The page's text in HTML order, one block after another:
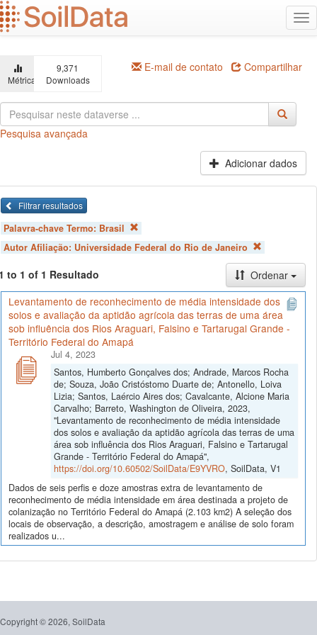
Ir
para
o
principal
Métricas
9,371
Downloads
E-mail de contato Compartilhar
Pesquisa avançada
Adicionar dados
Filtrar resultados
Palavra-chave Termo: Brasil
Autor Afiliação: Universidade Federal do Rio de Janeiro
to 1 of 1 Resultado
Ordenar
Levantamento de reconhecimento de média intensidade dos
solos e avaliação da aptidão agrícola das terras de uma área
sob influência dos Rios Araguari, Falsino e Tartarugal Grande -
Território Federal do Amapá
Jul 4, 2023
Santos, Humberto Gonçalves dos; Andrade, Marcos Rocha
de; Souza, João Cristóstomo Duarte de; Antonello, Loiva
Lizia; Santos, Laércio Aires dos; Cavalcante, Alcione Maria
Carvalho; Barreto, Washington de Oliveira, 2023,
"Levantamento de reconhecimento de média intensidade
dos solos e avaliação da aptidão agrícola das terras de uma
área sob influência dos Rios Araguari, Falsino e Tartarugal
Grande - Território Federal do Amapá",
https://doi.org/10.60502/SoilData/E9YVRO, SoilData, V1
Dados de seis perfis e doze amostras extra de levantamento de
reconhecimento de média intensidade em área destinada a projeto de
colanização no Território Federal do Amapá (2.103 km2) A seleção dos
locais de observação, a descrição, amostragem e análise de solo foram
realizados u...
Copyright © 2026, SoilData